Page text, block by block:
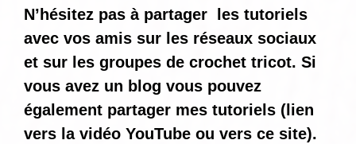
N’hésitez pas à partager les tutoriels
avec vos amis sur les réseaux sociaux
et sur les groupes de crochet tricot. Si
vous avez un blog vous pouvez
également partager mes tutoriels (lien
vers la vidéo YouTube ou vers ce site).